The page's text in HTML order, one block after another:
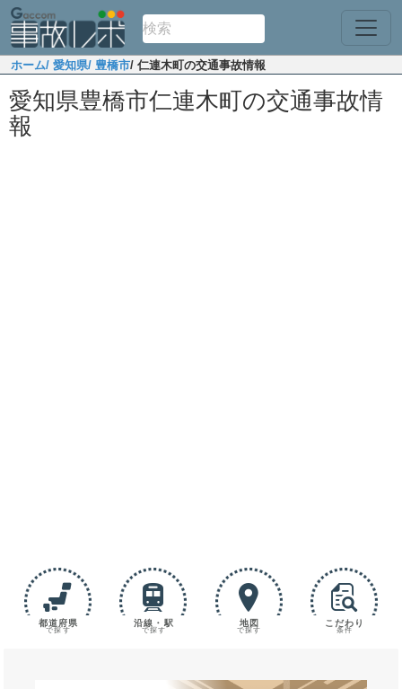
ホーム/ 愛知県/ 豊橋市/ 仁連木町の交通事故情報
愛知県豊橋市仁連木町の交通事故情
報
都道府県
で探す
沿線・駅
で探す
地図
で探す
こだわり
条件